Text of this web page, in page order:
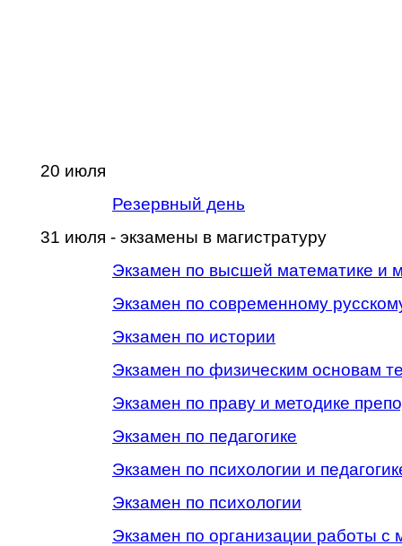
20 июля
Резервный день
31 июля - экзамены в магистратуру
Экзамен по высшей математике и
Экзамен по современному
Экзамен по истории
Экзамен по физическим основам
Экзамен по праву и методике
Экзамен по педагогике
Экзамен по психологии и
Экзамен по психологии
Экзамен по организации работы с